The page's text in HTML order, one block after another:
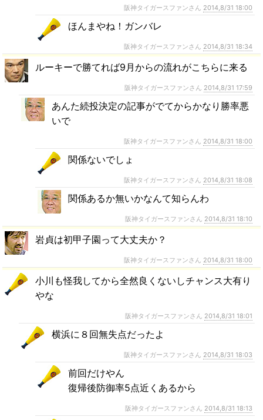
阪神タイガースファンさん 2014,8/31 18:00
ほんまやね！ガンバレ
阪神タイガースファンさん 2014,8/31 18:34
ルーキーで勝てれば9月からの流れがこちらに来る
阪神タイガースファンさん 2014,8/31 17:59
あんた続投決定の記事がでてからかなり勝率悪
いで
阪神タイガースファンさん 2014,8/31 18:00
関係ないでしょ
阪神タイガースファンさん 2014,8/31 18:08
関係あるか無いかなんて知らんわ
阪神タイガースファンさん 2014,8/31 18:10
岩貞は初甲子園って大丈夫か？
阪神タイガースファンさん 2014,8/31 18:00
小川も怪我してから全然良くないしチャンス大有り
やな
阪神タイガースファンさん 2014,8/31 18:01
横浜に８回無失点だったよ
阪神タイガースファンさん 2014,8/31 18:03
前回だけやん
復帰後防御率5点近くあるから
阪神タイガースファンさん 2014,8/31 18:13